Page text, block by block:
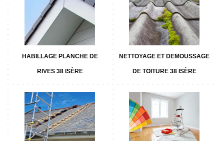
HABILLAGE PLANCHE DE
RIVES 38 ISÈRE
NETTOYAGE ET DEMOUSSAGE
DE TOITURE 38 ISÈRE